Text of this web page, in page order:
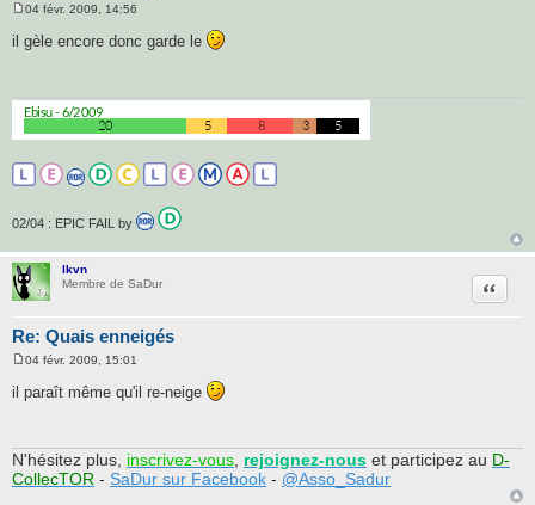
s
e
04 févr. 2009, 14:56
il gèle encore donc garde le
02/04 : EPIC FAIL by
lkvn
Membre de SaDur
Re: Quais enneigés
s
e
04 févr. 2009, 15:01
il paraît même qu'il re-neige
N'hésitez plus, inscrivez-vous, rejoignez-nous et participez au D-
CollecTOR - SaDur sur Facebook - @Asso_Sadur